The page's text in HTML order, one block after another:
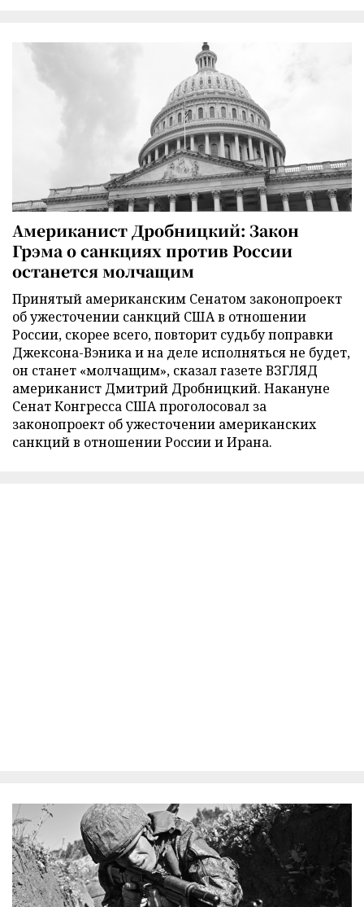
Американист Дробницкий: Закон
Грэма о санкциях против России
останется молчащим
Принятый американским Сенатом законопроект
об ужесточении санкций США в отношении
России, скорее всего, повторит судьбу поправки
Джексона-Вэника и на деле исполняться не будет,
он станет «молчащим», сказал газете ВЗГЛЯД
американист Дмитрий Дробницкий. Накануне
Сенат Конгресса США проголосовал за
законопроект об ужесточении американских
санкций в отношении России и Ирана.